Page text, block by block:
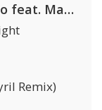
David Guetta & Alesso feat. Madison Love
Remix)